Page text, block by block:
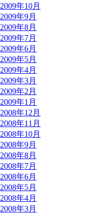
2009年10月
2009年9月
2009年8月
2009年7月
2009年6月
2009年5月
2009年4月
2009年3月
2009年2月
2009年1月
2008年12月
2008年11月
2008年10月
2008年9月
2008年8月
2008年7月
2008年6月
2008年5月
2008年4月
2008年3月